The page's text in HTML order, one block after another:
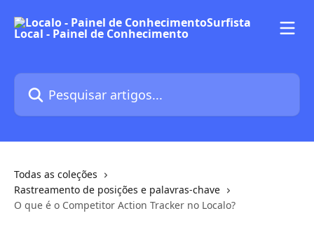
Pesquisar artigos...
Todas as coleções
Rastreamento de posições e palavras-chave
O que é o Competitor Action Tracker no Localo?